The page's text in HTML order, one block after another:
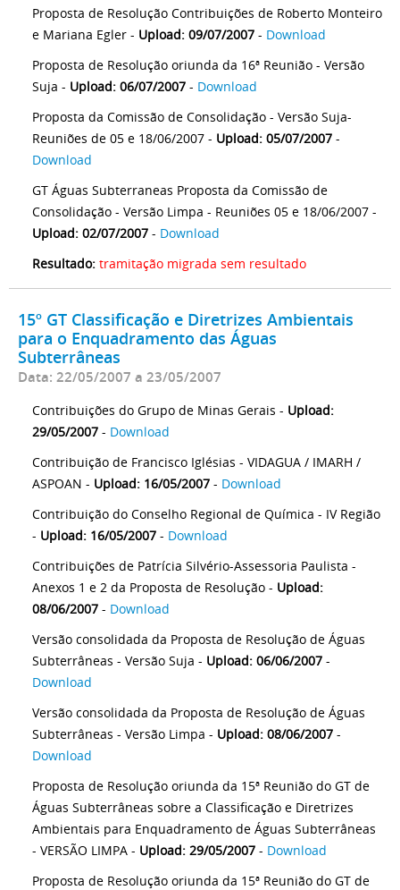
Proposta de Resolução Contribuições de Roberto Monteiro
e Mariana Egler - Upload: 09/07/2007 - Download
Proposta de Resolução oriunda da 16ª Reunião - Versão
Suja - Upload: 06/07/2007 - Download
Proposta da Comissão de Consolidação - Versão Suja-
Reuniões de 05 e 18/06/2007 - Upload: 05/07/2007 -
Download
GT Águas Subterraneas Proposta da Comissão de
Consolidação - Versão Limpa - Reuniões 05 e 18/06/2007 -
Upload: 02/07/2007 - Download
Resultado: tramitação migrada sem resultado
15º GT Classificação e Diretrizes Ambientais
para o Enquadramento das Águas
Subterrâneas
Data: 22/05/2007 a 23/05/2007
Contribuições do Grupo de Minas Gerais - Upload:
29/05/2007 - Download
Contribuição de Francisco Iglésias - VIDAGUA / IMARH /
ASPOAN - Upload: 16/05/2007 - Download
Contribuição do Conselho Regional de Química - IV Região
- Upload: 16/05/2007 - Download
Contribuições de Patrícia Silvério-Assessoria Paulista -
Anexos 1 e 2 da Proposta de Resolução - Upload:
08/06/2007 - Download
Versão consolidada da Proposta de Resolução de Águas
Subterrâneas - Versão Suja - Upload: 06/06/2007 -
Download
Versão consolidada da Proposta de Resolução de Águas
Subterrâneas - Versão Limpa - Upload: 08/06/2007 -
Download
Proposta de Resolução oriunda da 15ª Reunião do GT de
Águas Subterrâneas sobre a Classificação e Diretrizes
Ambientais para Enquadramento de Águas Subterrâneas
- VERSÃO LIMPA - Upload: 29/05/2007 - Download
Proposta de Resolução oriunda da 15ª Reunião do GT de